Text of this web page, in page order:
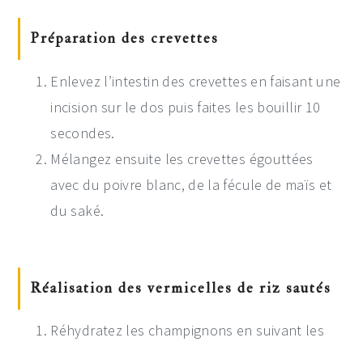
Préparation des crevettes
Enlevez l’intestin des crevettes en faisant une
incision sur le dos puis faites les bouillir 10
secondes.
Mélangez ensuite les crevettes égouttées
avec du poivre blanc, de la fécule de maïs et
du saké.
Réalisation des vermicelles de riz sautés
Réhydratez les champignons en suivant les